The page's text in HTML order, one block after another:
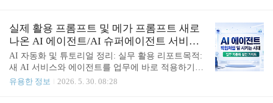
중요한 것은AI를 사용했는지가 아닙니다. 중요한 것
은 독자가 당신의 글을 믿는가입니다. 만약 당신의
블로그가조회수만 많은 블로그에서 벗어나고 싶다
면,검색되는 글을 읽히는 글로 만들고 싶다면,읽히는
글을 수익화되는 글로 만들고 싶다면, 발행 버튼을
누르기 전에 반드시 확인해야 할 것이 있습니다. 바
실제 활용 프롬프트 및 메가 프롬프트 새로
나온 AI 에이전트/AI 슈퍼에이전트 서비스
와 업데이트
AI 자동화 및 튜토리얼 정리: 실무 활용 리포트목적:
새 AI 서비스와 에이전트를 업무에 바로 적용하기이
리포트는 AI 뉴스 요약이 아니라, 새로 나온 AI/AI 에
유용한 정보 2026. 5. 30. 08:28